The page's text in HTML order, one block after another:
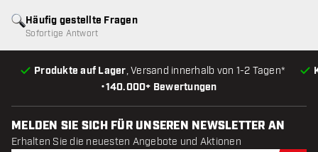
•140.000+ Bewertungen
Produkte auf Lager, Versand innerhalb von 1-2 Tagen*
Häufig gestellte Fragen
Sofortige Antwort
MELDEN SIE SICH FÜR UNSEREN NEWSLETTER AN
Erhalten Sie die neuesten Angebote und Aktionen